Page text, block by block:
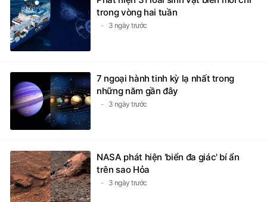
trong vòng hai tuần
3 ngày trước
7 ngoại hành tinh kỳ lạ nhất trong
những năm gần đây
3 ngày trước
NASA phát hiện 'biển đa giác' bí ẩn
trên sao Hỏa
3 ngày trước